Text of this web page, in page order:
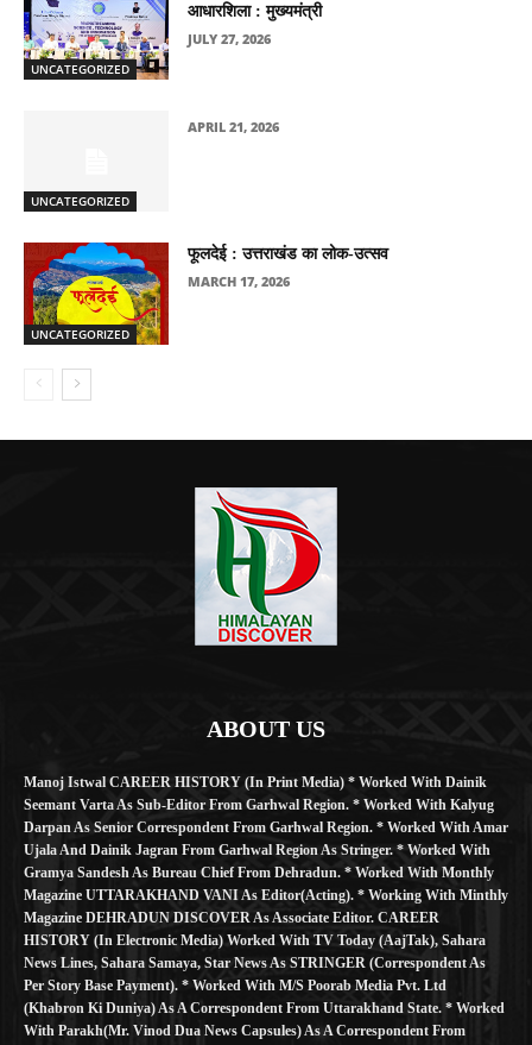
UNCATEGORIZED
आधारशिला : मुख्यमंत्री
JULY 27, 2026
UNCATEGORIZED
APRIL 21, 2026
UNCATEGORIZED
फूलदेई : उत्तराखंड का लोक-उत्सव
MARCH 17, 2026
ABOUT US
Manoj Istwal CAREER HISTORY (in Print Media) * Worked With Dainik
Seemant Varta As Sub-Editor From Garhwal Region. * Worked With Kalyug
Darpan As Senior Correspondent From Garhwal Region. * Worked With Amar
Ujala And Dainik Jagran From Garhwal Region As Stringer. * Worked With
Gramya Sandesh As Bureau Chief From Dehradun. * Worked With Monthly
Magazine UTTARAKHAND VANI As Editor(Acting). * Working With Minthly
Magazine DEHRADUN DISCOVER As Associate Editor. CAREER
HISTORY (in Electronic Media) Worked With TV Today (AajTak), Sahara
News Lines, Sahara Samaya, Star News As STRINGER (Correspondent As
Per Story Base Payment). * Worked With M/S Poorab Media Pvt. Ltd
(Khabron Ki Duniya) As A Correspondent From Uttarakhand State. * Worked
With Parakh(Mr. Vinod Dua News Capsules) As A Correspondent From